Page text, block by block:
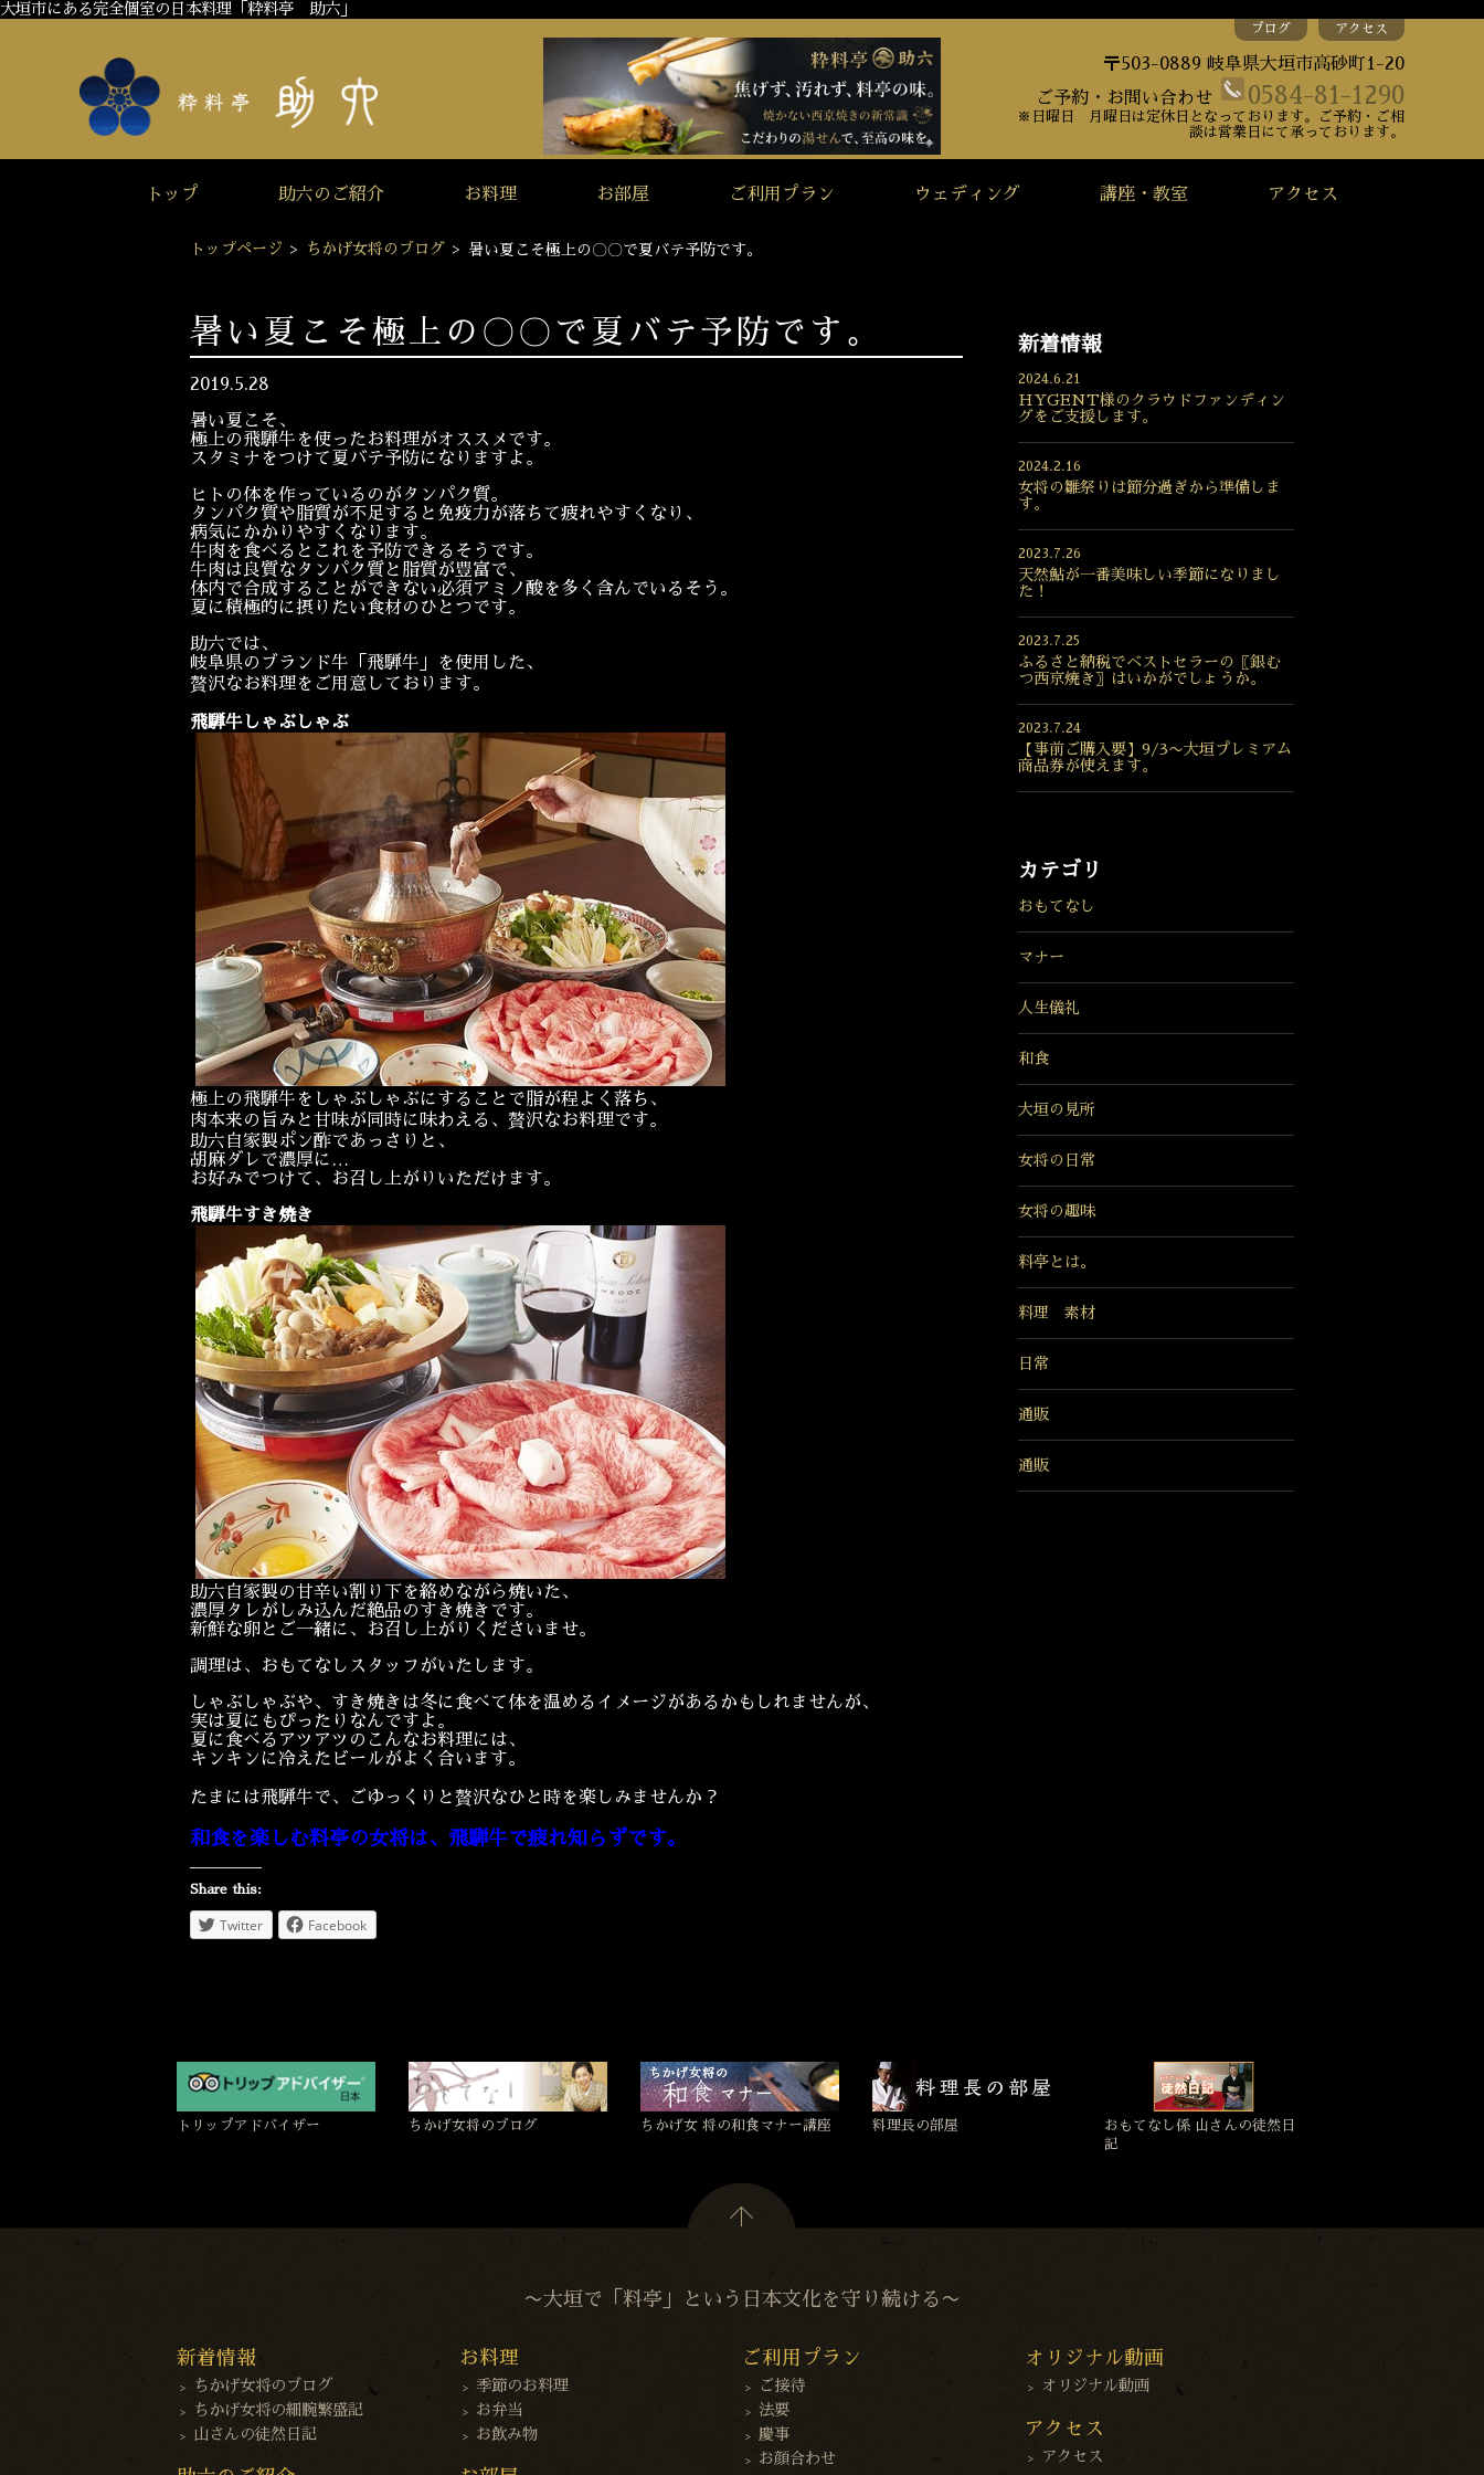
大垣市にある完全個室の日本料理「粋料亭 助六」
ブログ アクセス
〒503-0889 岐阜県大垣市高砂町1-20
ご予約・お問い合わせ
0584-81-1290
※日曜日 月曜日は定休日となっております。ご予約・ご相
談は営業日にて承っております。
トップ 助六のご紹介 お料理 お部屋 ご利用プラン ウェディング 講座・教室 アクセス
トップページ > ちかげ女将のブログ > 暑い夏こそ極上の〇〇で夏バテ予防です。
暑い夏こそ極上の〇〇で夏バテ予防です。
2019.5.28
暑い夏こそ、
極上の飛騨牛を使ったお料理がオススメです。
スタミナをつけて夏バテ予防になりますよ。
ヒトの体を作っているのがタンパク質。
タンパク質や脂質が不足すると免疫力が落ちて疲れやすくなり、
病気にかかりやすくなります。
牛肉を食べるとこれを予防できるそうです。
牛肉は良質なタンパク質と脂質が豊富で、
体内で合成することができない必須アミノ酸を多く含んでいるそう。
夏に積極的に摂りたい食材のひとつです。
助六では、
岐阜県のブランド牛「飛騨牛」を使用した、
贅沢なお料理をご用意しております。
飛騨牛しゃぶしゃぶ
極上の飛騨牛をしゃぶしゃぶにすることで脂が程よく落ち、
肉本来の旨みと甘味が同時に味わえる、贅沢なお料理です。
助六自家製ポン酢であっさりと、
胡麻ダレで濃厚に…
お好みでつけて、お召し上がりいただけます。
飛騨牛すき焼き
助六自家製の甘辛い割り下を絡めながら焼いた、
濃厚タレがしみ込んだ絶品のすき焼きです。
新鮮な卵とご一緒に、お召し上がりくださいませ。
調理は、おもてなしスタッフがいたします。
しゃぶしゃぶや、すき焼きは冬に食べて体を温めるイメージがあるかもしれませんが、
実は夏にもぴったりなんですよ。
夏に食べるアツアツのこんなお料理には、
キンキンに冷えたビールがよく合います。
たまには飛騨牛で、ごゆっくりと贅沢なひと時を楽しみませんか？
和食を楽しむ料亭の女将は、飛騨牛で疲れ知らずです。
Share this:
Twitter Facebook
新着情報
2024.6.21
HYGENT様のクラウドファンディン
グをご支援します。
2024.2.16
女将の雛祭りは節分過ぎから準備しま
す。
2023.7.26
天然鮎が一番美味しい季節になりまし
た！
2023.7.25
ふるさと納税でベストセラーの〖銀む
つ西京焼き〗はいかがでしょうか。
2023.7.24
【事前ご購入要】9/3〜大垣プレミアム
商品券が使えます。
カテゴリ
おもてなし
マナー
人生儀礼
和食
大垣の見所
女将の日常
女将の趣味
料亭とは。
料理 素材
日常
通販
通販
トリップアドバイザー ちかげ女将のブログ ちかげ女 将の和食マナー講座 料理長の部屋
おもてなし係 山さんの徒然日
記
〜大垣で「料亭」という日本文化を守り続ける〜
新着情報
ちかげ女将のブログ
ちかげ女将の細腕繁盛記
山さんの徒然日記
お料理
季節のお料理
お弁当
お飲み物
ご利用プラン
ご接待
法要
慶事
お顔合わせ
オリジナル動画
オリジナル動画
アクセス
アクセス